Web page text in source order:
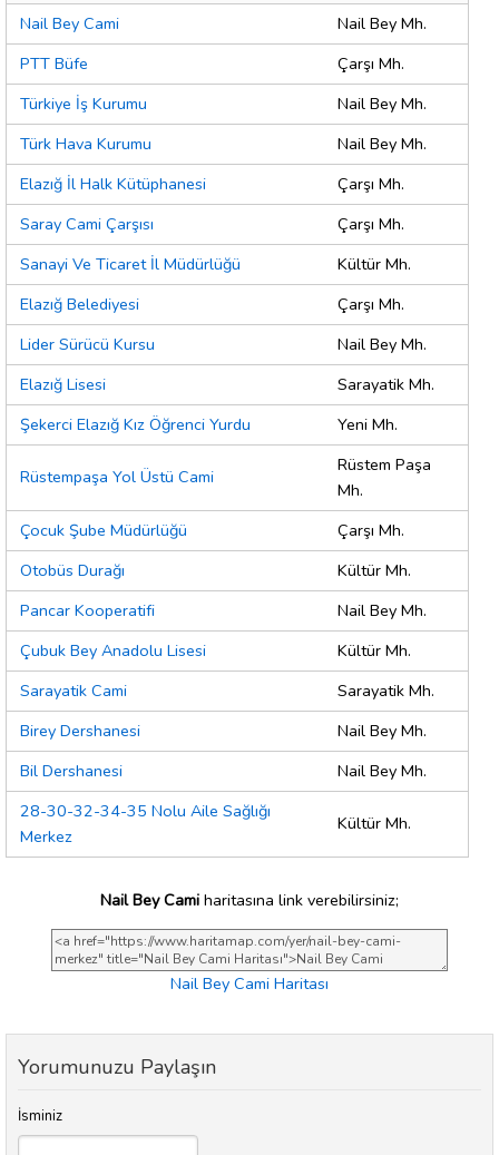
Nail Bey Cami
Nail Bey Mh.
PTT Büfe
Çarşı Mh.
Türkiye İş Kurumu
Nail Bey Mh.
Türk Hava Kurumu
Nail Bey Mh.
Elazığ İl Halk Kütüphanesi
Çarşı Mh.
Saray Cami Çarşısı
Çarşı Mh.
Sanayi Ve Ticaret İl Müdürlüğü
Kültür Mh.
Elazığ Belediyesi
Çarşı Mh.
Lider Sürücü Kursu
Nail Bey Mh.
Elazığ Lisesi
Sarayatik Mh.
Şekerci Elazığ Kız Öğrenci Yurdu
Yeni Mh.
Rüstempaşa Yol Üstü Cami
Rüstem Paşa
Mh.
Çocuk Şube Müdürlüğü
Çarşı Mh.
Otobüs Durağı
Kültür Mh.
Pancar Kooperatifi
Nail Bey Mh.
Çubuk Bey Anadolu Lisesi
Kültür Mh.
Sarayatik Cami
Sarayatik Mh.
Birey Dershanesi
Nail Bey Mh.
Bil Dershanesi
Nail Bey Mh.
28-30-32-34-35 Nolu Aile Sağlığı
Merkez
Kültür Mh.
Nail Bey Cami haritasına link verebilirsiniz;
Nail Bey Cami Haritası
Yorumunuzu Paylaşın
İsminiz